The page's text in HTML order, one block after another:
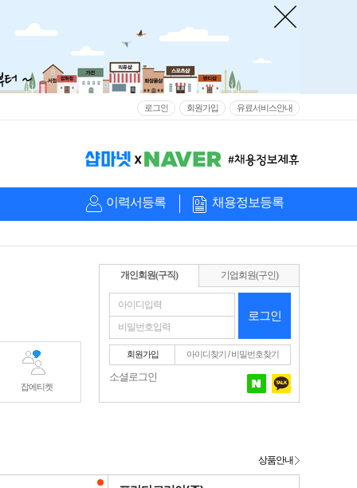
로그인 회원가입 유료서비스안내
이력서등록 채용정보등록
잡에티켓
개인회원(구직) 기업회원(구인)
로그인
회원가입 아이디찾기/비밀번호찾기
소셜로그인
상품안내